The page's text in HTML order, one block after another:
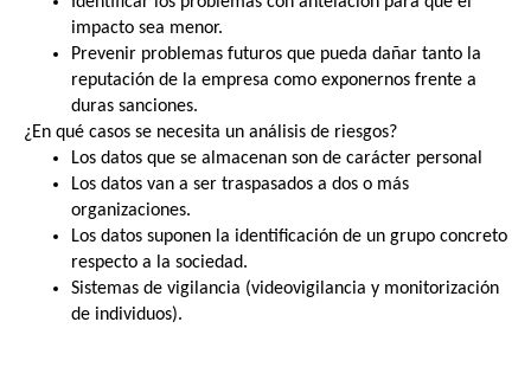
impacto sea menor.
Prevenir problemas futuros que pueda dañar tanto la
reputación de la empresa como exponernos frente a
duras sanciones.
¿En qué casos se necesita un análisis de riesgos?
Los datos que se almacenan son de carácter personal
Los datos van a ser traspasados a dos o más
organizaciones.
Los datos suponen la identificación de un grupo concreto
respecto a la sociedad.
Sistemas de vigilancia (videovigilancia y monitorización
de individuos).